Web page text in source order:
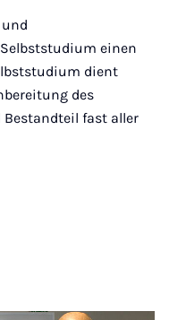
einen
dient
des
fast aller